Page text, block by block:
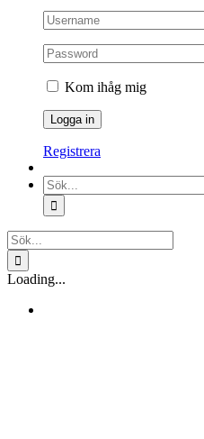
Kom ihåg mig
Registrera
Sök
efter:
Sök
efter:
Loading...